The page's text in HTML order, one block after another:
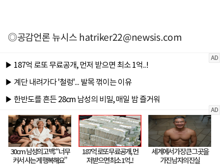
◎공감언론 뉴시스hatriker22@newsis.com